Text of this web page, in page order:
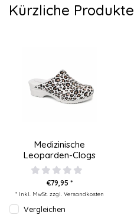
Kürzliche Produkte
Medizinische
Leoparden-Clogs
€79,95 *
* Inkl. MwSt. zzgl. Versandkosten
Vergleichen